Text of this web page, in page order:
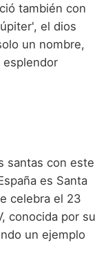
también con
el dios
un nombre,
esplendor
santas con este
es Santa
celebra el 23
conocida por su
un ejemplo